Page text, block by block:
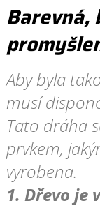
Barevná,
Aby byla
musí
Tato dráha
prvkem,
vyrobena.
1. Dřevo je